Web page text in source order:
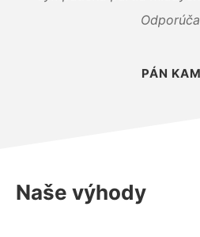
PÁN
Naše výhody